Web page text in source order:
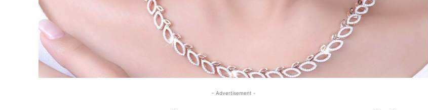
- Advertisement -